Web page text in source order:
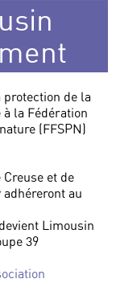
protection de la
la Fédération
(FFSPN)
et de
adhéreront au
Limousin
39